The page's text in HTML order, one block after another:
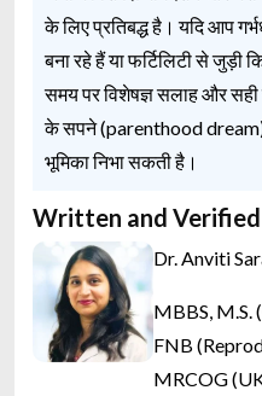
के लिए प्रतिबद्ध है। यदि आप
बना रहे हैं या फर्टिलिटी से जुड़ी
समय पर विशेषज्ञ सलाह और
के सपने (parenthood dream)
भूमिका निभा सकती है।
Written and Verified
Dr. Anviti
MBBS, M.S.
FNB
MRCOG